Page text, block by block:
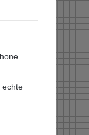
echte